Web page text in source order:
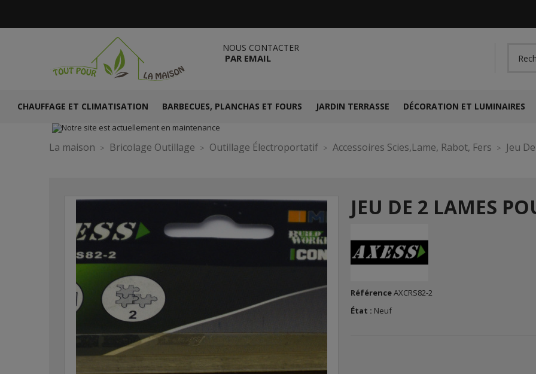
NOUS CONTACTER
PAR EMAIL
CHAUFFAGE ET CLIMATISATION BARBECUES, PLANCHAS ET FOURS JARDIN TERRASSE DÉCORATION ET LUMINAIRES
La maison Bricolage Outillage Outillage Électroportatif Accessoires Scies,Lame, Rabot, Fers Jeu
JEU DE 2 LAMES
RéférenceAXCRS82-2
État : Neuf